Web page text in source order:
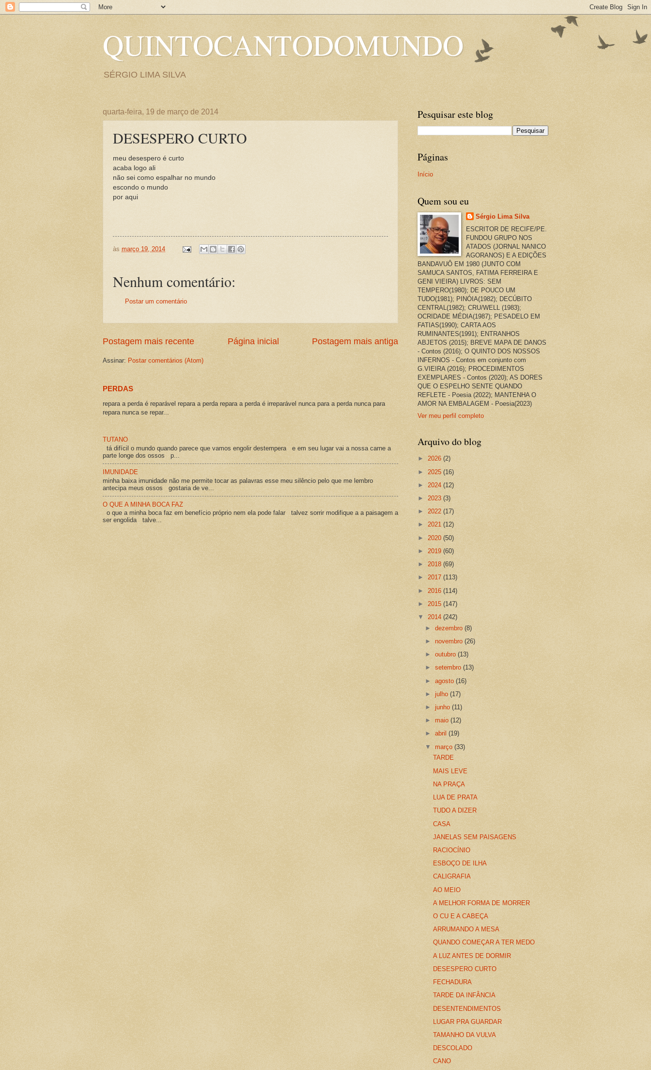
QUINTOCANTODOMUNDO
SÉRGIO LIMA SILVA
quarta-feira, 19 de março de 2014
DESESPERO CURTO
meu desespero é curto
acaba logo ali
não sei como espalhar no mundo
escondo o mundo
por aqui
às março 19, 2014
Nenhum comentário:
Postar um comentário
Postagem mais recente Postagem mais antiga
Página inicial
Assinar: Postar comentários (Atom)
PERDAS
repara a perda é reparável repara a perda repara a perda é irreparável nunca para a perda nunca para
repara nunca se repar...
TUTANO
tá difícil o mundo quando parece que vamos engolir destempera e em seu lugar vai a nossa carne a
parte longe dos ossos p...
IMUNIDADE
minha baixa imunidade não me permite tocar as palavras esse meu silêncio pelo que me lembro
antecipa meus ossos gostaria de ve...
O QUE A MINHA BOCA FAZ
o que a minha boca faz em benefício próprio nem ela pode falar talvez sorrir modifique a a paisagem a
ser engolida talve...
Pesquisar este blog
Páginas
Início
Quem sou eu
Sérgio Lima Silva
ESCRITOR DE RECIFE/PE.
FUNDOU GRUPO NOS
ATADOS (JORNAL NANICO
AGORANOS) E A EDIÇÕES
BANDAVUÔ EM 1980 (JUNTO COM
SAMUCA SANTOS, FATIMA FERREIRA E
GENI VIEIRA) LIVROS: SEM
TEMPERO(1980); DE POUCO UM
TUDO(1981); PINÓIA(1982); DECÚBITO
CENTRAL(1982); CRU/WELL (1983);
OCRIDADE MÉDIA(1987); PESADELO EM
FATIAS(1990); CARTA AOS
RUMINANTES(1991); ENTRANHOS
ABJETOS (2015); BREVE MAPA DE DANOS
- Contos (2016); O QUINTO DOS NOSSOS
INFERNOS - Contos em conjunto com
G.VIEIRA (2016); PROCEDIMENTOS
EXEMPLARES - Contos (2020); AS DORES
QUE O ESPELHO SENTE QUANDO
REFLETE - Poesia (2022); MANTENHA O
AMOR NA EMBALAGEM - Poesia(2023)
Ver meu perfil completo
Arquivo do blog
► 2026 (2)
► 2025 (16)
► 2024 (12)
► 2023 (3)
► 2022 (17)
► 2021 (12)
► 2020 (50)
► 2019 (60)
► 2018 (69)
► 2017 (113)
► 2016 (114)
► 2015 (147)
▼ 2014 (242)
►dezembro(8)
► novembro(26)
►outubro(13)
►setembro(13)
►agosto(16)
►julho(17)
►junho(11)
►maio(12)
►abril(19)
▼março(33)
TARDE
MAIS LEVE
NA PRAÇA
LUA DE PRATA
TUDO A DIZER
CASA
JANELAS SEM PAISAGENS
RACIOCÍNIO
ESBOÇO DE ILHA
CALIGRAFIA
AO MEIO
A MELHOR FORMA DE MORRER
O CU E A CABEÇA
ARRUMANDO A MESA
QUANDO COMEÇAR A TER MEDO
A LUZ ANTES DE DORMIR
DESESPERO CURTO
FECHADURA
TARDE DA INFÂNCIA
DESENTENDIMENTOS
LUGAR PRA GUARDAR
TAMANHO DA VULVA
DESCOLADO
CANO